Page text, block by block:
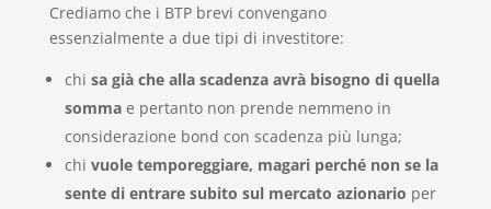
Crediamo che i BTP brevi convengano
essenzialmente a due tipi di investitore:
chi sa già che alla scadenza avrà bisogno di quella
sommae pertanto non prende nemmeno in
considerazione bond con scadenza più lunga;
chi vuole temporeggiare, magari perché non se la
sente di entrare subito sul mercato azionario per